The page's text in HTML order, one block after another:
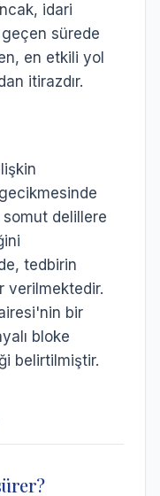
idari
sürede
en etkili yol
itirazdır.
delillere
tedbirin
verilmektedir.
bir
bloke
belirtilmiştir.